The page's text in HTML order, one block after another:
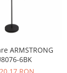
ARMSTRONG
6BK